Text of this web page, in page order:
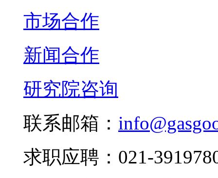
市场合作
新闻合作
研究院咨询
联系邮箱：
求职应聘：021-